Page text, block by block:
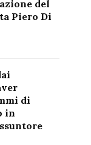
del
Piero Di
di
in